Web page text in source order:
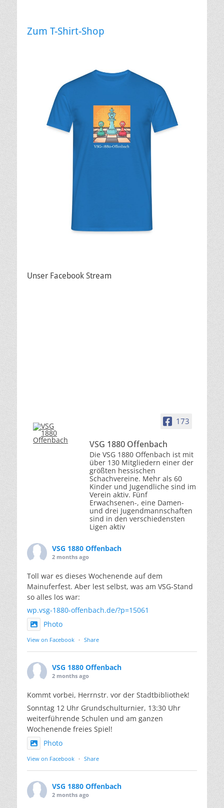
Zum T-Shirt-Shop
Unser Facebook Stream
173
VSG 1880 Offenbach
Die VSG 1880 Offenbach ist mit
über 130 Mitgliedern einer der
größten hessischen
Schachvereine. Mehr als 60
Kinder und Jugendliche sind im
Verein aktiv. Fünf
Erwachsenen-, eine Damen-
und drei Jugendmannschaften
sind in den verschiedensten
Ligen aktiv
VSG 1880 Offenbach
2 months ago
Toll war es dieses Wochenende auf dem
Mainuferfest. Aber lest selbst, was am VSG-Stand
so alles los war:
wp.vsg-1880-offenbach.de/?p=15061
Photo
View on Facebook · Share
VSG 1880 Offenbach
2 months ago
Kommt vorbei, Herrnstr. vor der Stadtbibliothek!
Sonntag 12 Uhr Grundschulturnier, 13:30 Uhr
weiterführende Schulen und am ganzen
Wochenende freies Spiel!
Photo
View on Facebook · Share
VSG 1880 Offenbach
2 months ago